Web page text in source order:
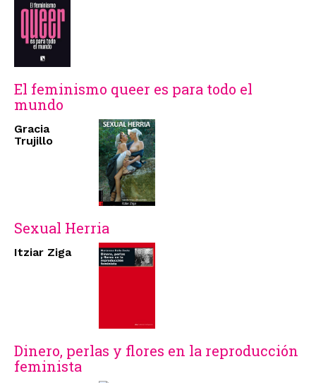
El feminismo queer es para todo el
mundo
Gracia
Trujillo
Sexual Herria
Itziar Ziga
Dinero, perlas y flores en la reproducción
feminista